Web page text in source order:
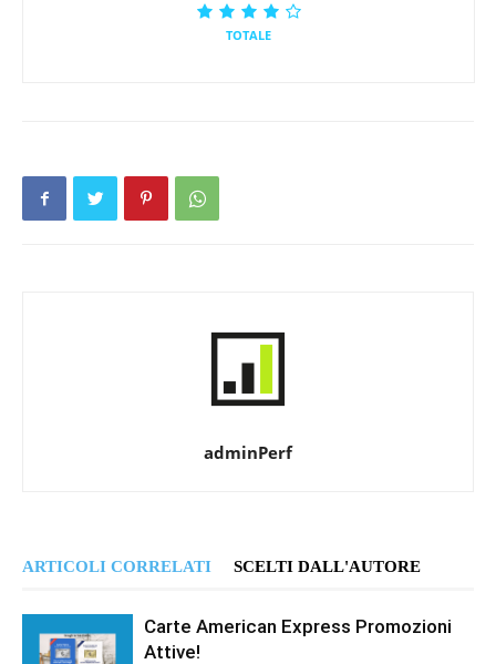
TOTALE
adminPerf
ARTICOLI CORRELATI SCELTI DALL'AUTORE
Carte American Express Promozioni
Attive!